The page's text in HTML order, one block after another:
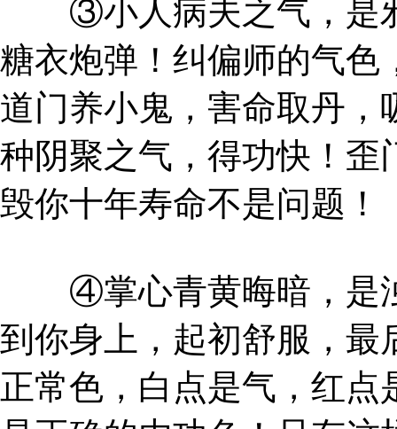
③小人病夫之气，是邪
糖衣炮弹！纠偏师的气色
道门养小鬼，害命取丹，
种阴聚之气，得功快！歪
毁你十年寿命不是问题！
④掌心青黄晦暗，是浊
到你身上，起初舒服，最
正常色，白点是气，红